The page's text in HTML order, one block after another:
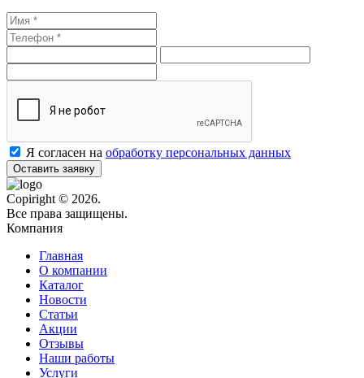
Я согласен на обработку персональных данных
Оставить заявку
Copiright © 2026.
Все права защищены.
Компания
Главная
О компании
Каталог
Новости
Статьи
Акции
Отзывы
Наши работы
Услуги